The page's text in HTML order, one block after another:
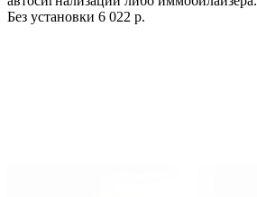
Без установки 6 022 р.